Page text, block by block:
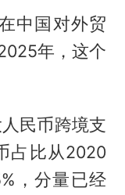
中国对外贸
年，这个
民币跨境支
占比从2020
，分量已经